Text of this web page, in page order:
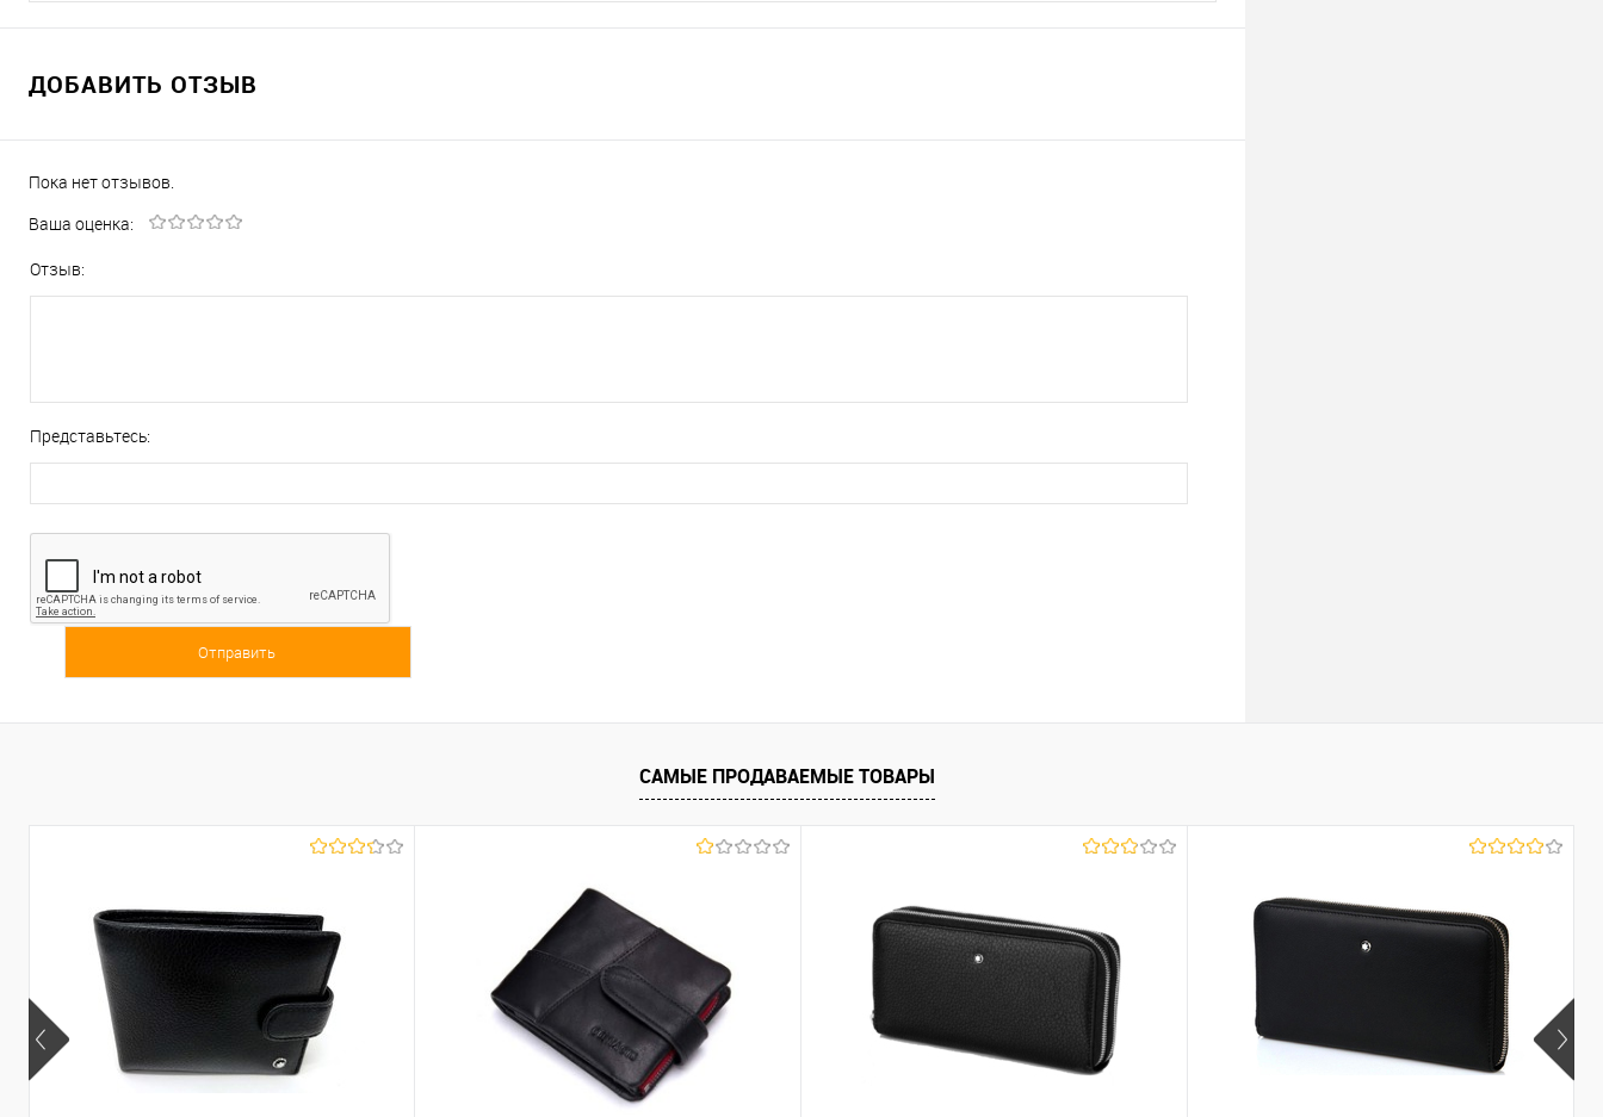
ДОБАВИТЬ ОТЗЫВ
Пока нет отзывов.
Ваша оценка:
Отзыв:
Представьтесь:
САМЫЕ ПРОДАВАЕМЫЕ ТОВАРЫ